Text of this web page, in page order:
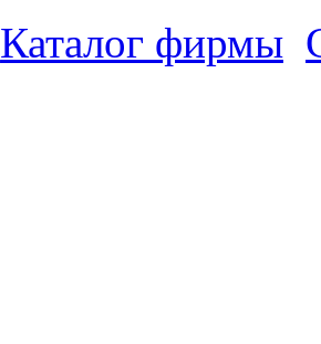
Каталог фирмы